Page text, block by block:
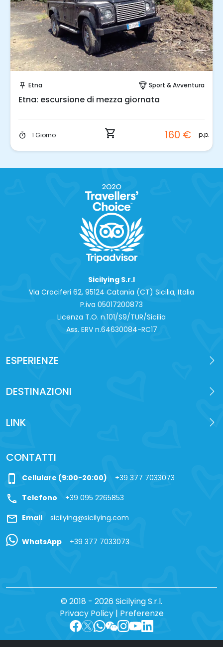
push_pin Etna paragliding Sport & Avventura
Etna: escursione di mezza giornata
timer 1 Giorno shopping_cart 160 € p.p.
Sicilying S.r.l
Via Crociferi 62, 95124 Catania (CT) Sicilia, Italia
P.iva 0‍5017200873
Licenza T.O. n.101/S9/TUR/Sicilia
Ass. ERV n.64630084-RC17
ESPERIENZE
DESTINAZIONI
LINK
CONTATTI
phone_iphone Cellulare (9:00-20:00) +39 377 7033073
call Telefono +39 095 2265853
mail Email sicilying@sicilying.com
WhatsApp +39 377 7033073
© 2018 - 2026 Sicilying S.r.l.
Privacy Policy| Preferenze